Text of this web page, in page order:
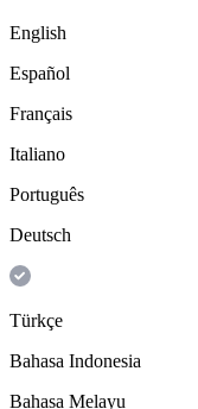
English
Español
Français
Italiano
Português
Deutsch
Türkçe
Bahasa Indonesia
Bahasa Melayu